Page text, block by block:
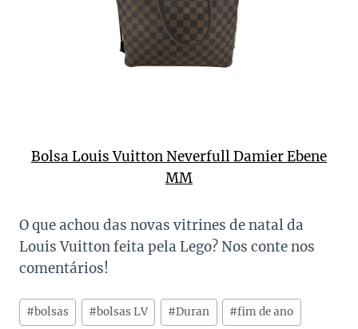
Bolsa Louis Vuitton Neverfull Damier Ebene
MM
O que achou das novas vitrines de natal da
Louis Vuitton feita pela Lego? Nos conte nos
comentários!
Tags
do
#bolsas #bolsas LV #Duran #fim de ano